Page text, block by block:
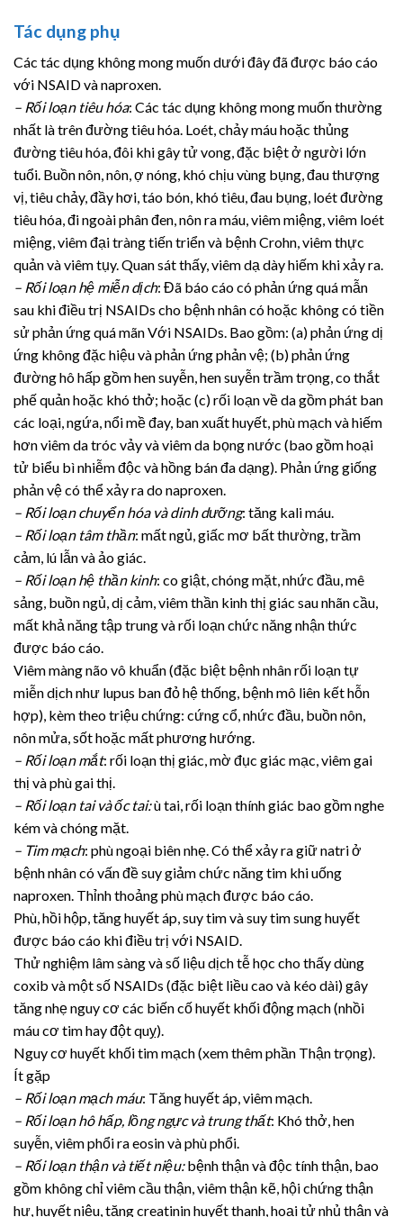
Tác dụng phụ
Các tác dụng không mong muốn dưới đây đã được báo cáo
với NSAID và naproxen.
– Rối loạn tiêu hóa: Các tác dụng không mong muốn thường
nhất là trên đường tiêu hóa. Loét, chảy máu hoặc thủng
đường tiêu hóa, đôi khi gây tử vong, đặc biệt ở người lớn
tuổi. Buồn nôn, nôn, ợ nóng, khó chịu vùng bụng, đau thượng
vị, tiêu chảy, đầy hơi, táo bón, khó tiêu, đau bụng, loét đường
tiêu hóa, đi ngoài phân đen, nôn ra máu, viêm miệng, viêm loét
miệng, viêm đại tràng tiến triển và bệnh Crohn, viêm thực
quản và viêm tụy. Quan sát thấy, viêm dạ dày hiếm khi xảy ra.
– Rối loạn hệ miễn dịch: Đã báo cáo có phản ứng quá mẫn
sau khi điều trị NSAIDs cho bệnh nhân có hoặc không có tiền
sử phản ứng quá mãn Với NSAIDs. Bao gồm: (a) phản ứng dị
ứng không đặc hiệu và phản ứng phản vệ; (b) phản ứng
đường hô hấp gồm hen suyễn, hen suyễn trầm trọng, co thắt
phế quản hoặc khó thở; hoặc (c) rối loạn về da gồm phát ban
các loại, ngứa, nổi mề đay, ban xuất huyết, phù mạch và hiếm
hơn viêm da tróc vảy và viêm da bọng nước (bao gồm hoại
tử biểu bì nhiễm độc và hồng bán đa dạng). Phản ứng giống
phản vệ có thể xảy ra do naproxen.
– Rối loạn chuyển hóa và dinh dưỡng: tăng kali máu.
– Rối loạn tâm thần: mất ngủ, giấc mơ bất thường, trầm
cảm, lú lẫn và ảo giác.
– Rối loạn hệ thần kinh: co giật, chóng mặt, nhức đầu, mê
sảng, buồn ngủ, dị cảm, viêm thần kinh thị giác sau nhãn cầu,
mất khả năng tập trung và rối loạn chức năng nhận thức
được báo cáo.
Viêm màng não vô khuẩn (đặc biệt bệnh nhân rối loạn tự
miễn dịch như lupus ban đỏ hệ thống, bệnh mô liên kết hỗn
hợp), kèm theo triệu chứng: cứng cổ, nhức đầu, buồn nôn,
nôn mửa, sốt hoặc mất phương hướng.
– Rối loạn mắt: rối loạn thị giác, mờ đục giác mạc, viêm gai
thị và phù gai thị.
– Rối loạn tai và ốc tai:ù tai, rối loạn thính giác bao gồm nghe
kém và chóng mặt.
– Tim mạch: phù ngoại biên nhẹ. Có thể xảy ra giữ natri ở
bệnh nhân có vấn đề suy giảm chức năng tim khi uống
naproxen. Thỉnh thoảng phù mạch được báo cáo.
Phù, hồi hộp, tăng huyết áp, suy tim và suy tim sung huyết
được báo cáo khi điều trị với NSAID.
Thử nghiệm lâm sàng và số liệu dịch tễ học cho thấy dùng
coxib và một số NSAIDs (đặc biệt liều cao và kéo dài) gây
tăng nhẹ nguy cơ các biến cố huyết khối động mạch (nhồi
máu cơ tim hay đột quỵ).
Nguy cơ huyết khối tim mạch (xem thêm phần Thận trọng).
Ít gặp
– Rối loạn mạch máu: Tăng huyết áp, viêm mạch.
– Rối loạn hô hấp, lồng ngực và trung thất: Khó thở, hen
suyễn, viêm phổi ra eosin và phù phổi.
– Rối loạn thận và tiết niệu:bệnh thận và độc tính thận, bao
gồm không chỉ viêm cầu thận, viêm thận kẽ, hội chứng thận
hư, huyết niệu, tăng creatinin huyết thanh, hoại tử nhủ thận và